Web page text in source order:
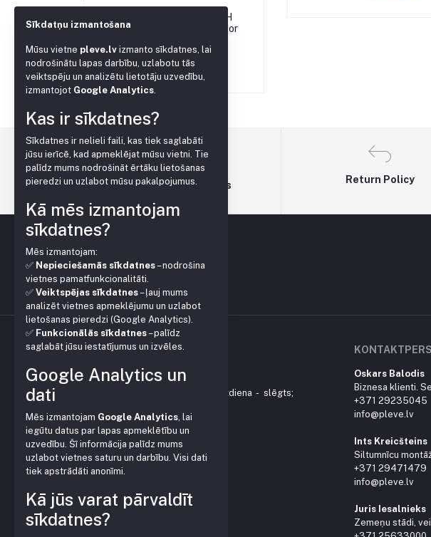
Dispenser 2.2L/H
with Compensator
€0.20
Terms & conditions
Return Policy
KONTAKTI
Vienības gatve 153, Mārupe
Darba laiks: P - P 9:00-18:00 ; Sestdiena - slēgts;
+371 28379999
veikals@pleve.lv
Rekvizīti:
SIA Garden Plast
Juridiskā, faktiskā adrese:
Vienības gatve 153, Mārupe,
Mārupes nov., LV-2167
Oskars Balodis
Biznesa klienti.
+371 29235045
info@pleve.lv
Ints Kreicšteins
Siltumnīcu
+371 29471479
info@pleve.lv
Juris Iesalnieks
Zemeņu stādi,
Sīkdatņu izmantošana
Mūsu vietne pleve.lv izmanto sīkdatnes, lai
nodrošinātu lapas darbību, uzlabotu tās
veiktspēju un analizētu lietotāju uzvedību,
izmantojot Google Analytics
Kas ir sīkdatnes?
Sīkdatnes ir nelieli faili, kas tiek saglabāti
jūsu ierīcē, kad apmeklējat mūsu vietni. Tie
palīdz mums nodrošināt ērtāku lietošanas
pieredzi un uzlabot mūsu pakalpojumus.
Kā mēs izmantojam
sīkdatnes?
Mēs izmantojam:
✅ Nepieciešamās sīkdatnes– nodrošina
vietnes pamatfunkcionalitāti.
✅ Veiktspējas sīkdatnes– ļauj mums
analizēt vietnes apmeklējumu un uzlabot
lietošanas pieredzi (Google Analytics).
✅ Funkcionālās sīkdatnes– palīdz
saglabāt jūsu iestatījumus un izvēles.
Google Analytics un
dati
Mēs izmantojam Google Analytics , lai
iegūtu datus par lapas apmeklētību un
uzvedību. Šī informācija palīdz mums
uzlabot vietnes saturu un darbību. Visi dati
tiek apstrādāti anonīmi.
Kā jūs varat pārvaldīt
sīkdatnes?